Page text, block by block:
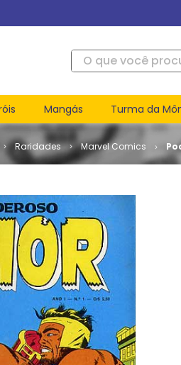
O que você procura?
Mangás Turma da
Raridades Marvel Comics